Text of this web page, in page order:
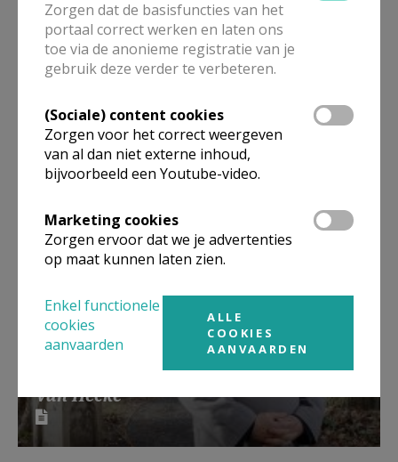
Meer dan 1 op 5 Vlamingen leest
Solidariteit volgens: bisschop Lode
Van Hecke
Zorgen dat de basisfuncties van het
portaal correct werken en laten ons
toe via de anonieme registratie van je
gebruik deze verder te verbeteren.
(Sociale) content cookies
Zorgen voor het correct weergeven
van al dan niet externe inhoud,
bijvoorbeeld een Youtube-video.
Marketing cookies
Zorgen ervoor dat we je advertenties
op maat kunnen laten zien.
Enkel functionele
cookies
aanvaarden
ALLE
COOKIES
AANVAARDEN